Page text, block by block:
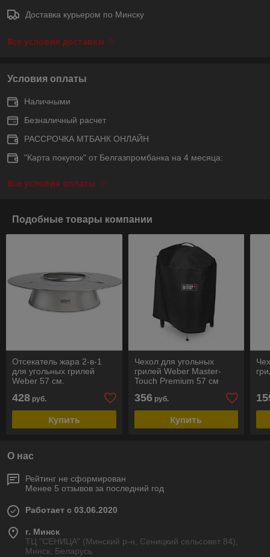
Доставка курьером по Минску
Все условия доставки
Условия оплаты
Наличными
Безналичный расчет
РАССРОЧКА МТБАНК ОНЛАЙН
"Карта покупок" от Белгазпромбанка на 4 месяца:
Все условия оплаты
Подобные товары компании
Отсекатель жара 2-в-1
для угольных грилей
Weber 57 см.
428 руб.
Купить
Чехол для угольных
грилей Weber Master-
Touch Premium 57 см
356руб.
Купить
О нас
Рейтинг не сформирован
Менее 5 отзывов за последний год
Работает с 03.06.2020
г. Минск
ТЦ "СЕНИЦА" (Минский р-н, Сеницкий сельсовет 84),
Минск, Беларусь